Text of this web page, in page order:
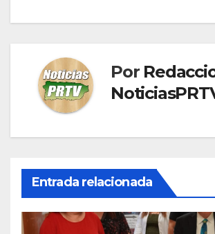
Por
Entrada relacionada